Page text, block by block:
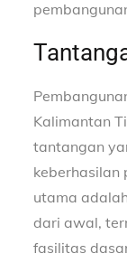
Kalimantan
tantangan
keberhasilan
utama
dari awal,
fasilitas